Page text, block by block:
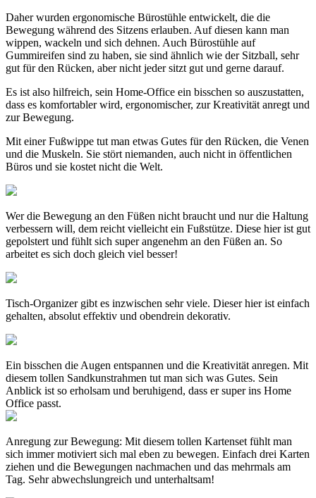
Daher wurden ergonomische Bürostühle entwickelt, die die
Bewegung während des Sitzens erlauben. Auf diesen kann man
wippen, wackeln und sich dehnen. Auch Bürostühle auf
Gummireifen sind zu haben, sie sind ähnlich wie der Sitzball, sehr
gut für den Rücken, aber nicht jeder sitzt gut und gerne darauf.
Es ist also hilfreich, sein Home-Office ein bisschen so auszustatten,
dass es komfortabler wird, ergonomischer, zur Kreativität anregt und
zur Bewegung.
Mit einer Fußwippe tut man etwas Gutes für den Rücken, die Venen
und die Muskeln. Sie stört niemanden, auch nicht in öffentlichen
Büros und sie kostet nicht die Welt.
Wer die Bewegung an den Füßen nicht braucht und nur die Haltung
verbessern will, dem reicht vielleicht ein Fußstütze. Diese hier ist gut
gepolstert und fühlt sich super angenehm an den Füßen an. So
arbeitet es sich doch gleich viel besser!
Tisch-Organizer gibt es inzwischen sehr viele. Dieser hier ist einfach
gehalten, absolut effektiv und obendrein dekorativ.
Ein bisschen die Augen entspannen und die Kreativität anregen. Mit
diesem tollen Sandkunstrahmen tut man sich was Gutes. Sein
Anblick ist so erholsam und beruhigend, dass er super ins Home
Office passt.
Anregung zur Bewegung: Mit diesem tollen Kartenset fühlt man
sich immer motiviert sich mal eben zu bewegen. Einfach drei Karten
ziehen und die Bewegungen nachmachen und das mehrmals am
Tag. Sehr abwechslungreich und unterhaltsam!